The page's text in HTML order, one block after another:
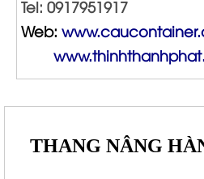
Tel: 0917951917
Web:
THANG NÂNG